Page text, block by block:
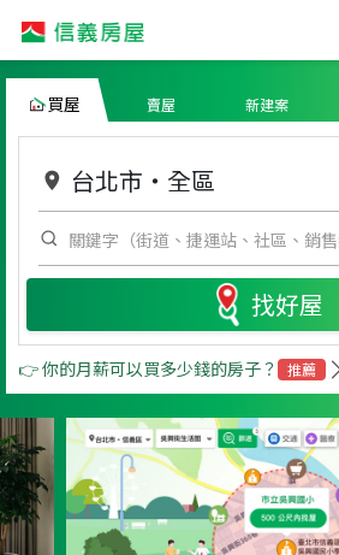
買屋 賣屋 新建案
台北市 ・ 全區
找好屋
👉 你的月薪可以買多少錢的房子？ 推薦